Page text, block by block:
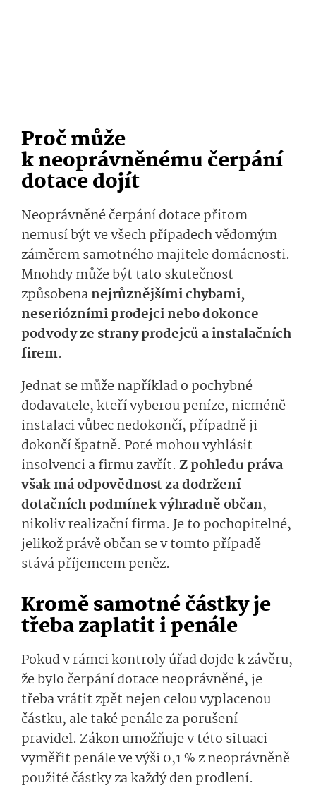
Proč může
k neoprávněnému čerpání
dotace dojít
Neoprávněné čerpání dotace přitom
nemusí být ve všech případech vědomým
záměrem samotného majitele domácnosti.
Mnohdy může být tato skutečnost
způsobenanejrůznějšími chybami,
neseriózními prodejci nebo dokonce
podvody ze strany prodejců a instalačních
firem.
Jednat se může například o pochybné
dodavatele, kteří vyberou peníze, nicméně
instalaci vůbec nedokončí, případně ji
dokončí špatně. Poté mohou vyhlásit
insolvenci a firmu zavřít. Z pohledu práva
však má odpovědnost za dodržení
dotačních podmínek výhradně občan,
nikoliv realizační firma. Je to pochopitelné,
jelikož právě občan se v tomto případě
stává příjemcem peněz.
Kromě samotné částky je
třeba zaplatit i penále
Pokud v rámci kontroly úřad dojde k závěru,
že bylo čerpání dotace neoprávněné, je
třeba vrátit zpět nejen celou vyplacenou
částku, ale také penále za porušení
pravidel. Zákon umožňuje v této situaci
vyměřit penále ve výši 0,1 % z neoprávněně
použité částky za každý den prodlení.